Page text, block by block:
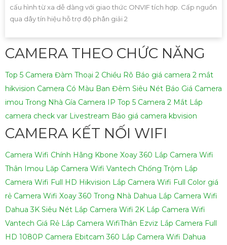
cấu hình từ xa dễ dàng với giao thức ONVIF tích hợp. Cấp nguồn
qua dây tín hiệu hỗ trợ độ phân giải 2
CAMERA THEO CHỨC NĂNG
Top 5 Camera Đàm Thoại 2 Chiều Rõ Báo giá camera 2 mắt
hikvision Camera Có Màu Ban Đêm Siêu Nét Báo Giá Camera
imou Trong Nhà Gía Camera IP Top 5 Camera 2 Mắt Lắp
camera check var Livestream Báo giá camera kbvision
CAMERA KẾT NỐI WIFI
Camera Wifi Chính Hãng Kbone Xoay 360 Lắp Camera Wifi
Thân Imou Lăp Camera Wifi Vantech Chống Trộm Lắp
Camera Wifi Full HD Hikvision Lắp Camera Wifi Full Color giá
rẻ Camera Wifi Xoay 360 Trong Nhà Dahua Lắp Camera Wifi
Dahua 3K Siêu Nét Lắp Camera Wifi 2K Lắp Camera Wifi
Vantech Giá Rẻ Lắp Camera WifiThân Ezviz Lắp Camera Full
HD 1080P Camera Ebitcam 360 Lắp Camera Wifi Dahua